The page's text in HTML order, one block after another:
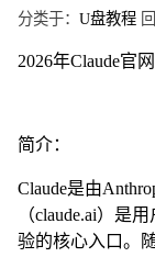
分类于： U盘教程
2026年Claude官
简介：
Claude是由
（claude.ai）是
验的核心入口。